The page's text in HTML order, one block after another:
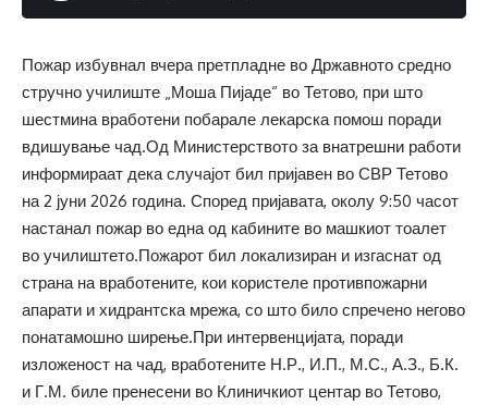
Пожар избувнал вчера претпладне во Државното средно
стручно училиште „Моша Пијаде“ во Тетово, при што
шестмина вработени побарале лекарска помош поради
вдишување чад.Од Министерството за внатрешни работи
информираат дека случајот бил пријавен во СВР Тетово
на 2 јуни 2026 година. Според пријавата, околу 9:50 часот
настанал пожар во една од кабините во машкиот тоалет
во училиштето.Пожарот бил локализиран и изгаснат од
страна на вработените, кои користеле противпожарни
апарати и хидрантска мрежа, со што било спречено негово
понатамошно ширење.При интервенцијата, поради
изложеност на чад, вработените Н.Р., И.П., М.С., А.З., Б.К.
и Г.М. биле пренесени во Клиничкиот центар во Тетово,